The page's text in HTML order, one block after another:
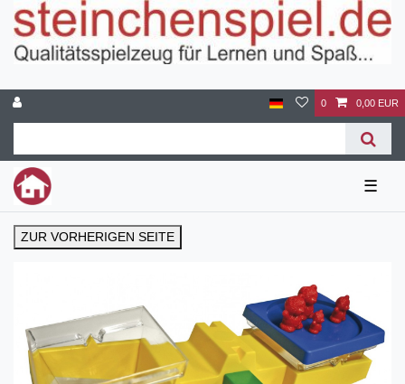
0 0,00 EUR
☰
ZUR VORHERIGEN SEITE